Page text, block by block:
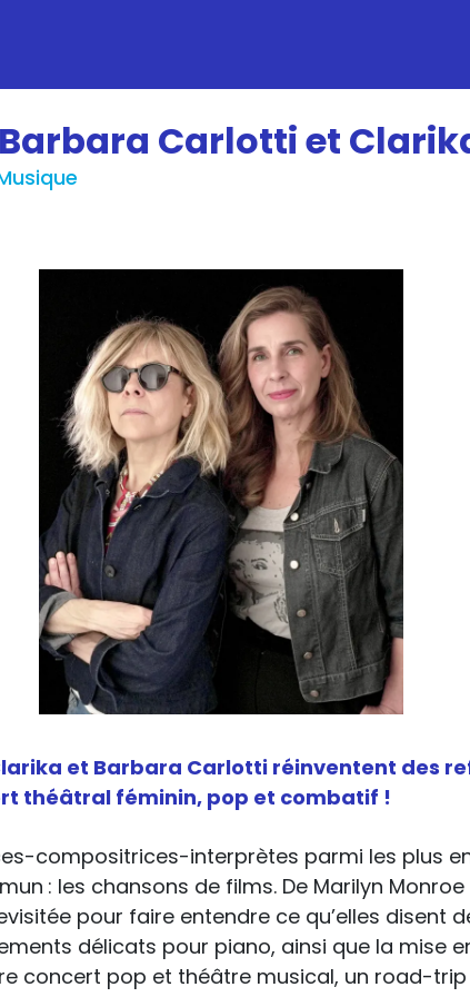
Carlotti et
et Barbara Carlotti réinventent des
théâtral féminin, pop et combatif !
compositrices-interprètes parmi les plus
: les chansons de films. De Marilyn
pour faire entendre ce qu’elles disent
délicats pour piano, ainsi que la mise
concert pop et théâtre musical, un road-